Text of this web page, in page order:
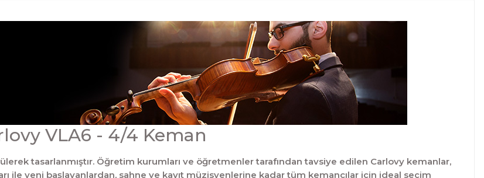
VLA6 - 4/4 Keman
tasarlanmıştır. Öğretim kurumları ve öğretmenler tarafından tavsiye edilen Carlovy kemanlar,
ile yeni başlayanlardan, sahne ve kayıt müzisyenlerine kadar tüm kemancılar için ideal seçim